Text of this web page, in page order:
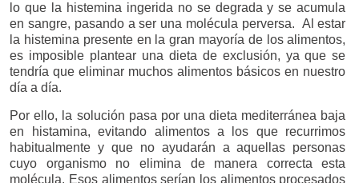
lo que la histemina ingerida no se degrada y se acumula
en sangre, pasando a ser una molécula perversa. Al estar
la histemina presente en la gran mayoría de los alimentos,
es imposible plantear una dieta de exclusión, ya que se
tendría que eliminar muchos alimentos básicos en nuestro
día a día.
Por ello, la solución pasa por una dieta mediterránea baja
en histamina, evitando alimentos a los que recurrimos
habitualmente y que no ayudarán a aquellas personas
cuyo organismo no elimina de manera correcta esta
molécula. Esos alimentos serían los alimentos procesados